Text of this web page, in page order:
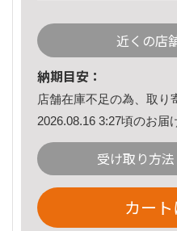
近くの店
納期目安：
店舗在庫不足の為、取り
2026.08.16 3:27頃のお届
受け取り方
カー